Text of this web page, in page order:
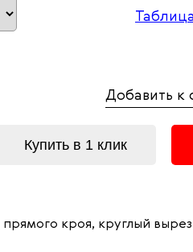
Добавить к
Купить в 1 клик
прямого кроя, круглый вырез